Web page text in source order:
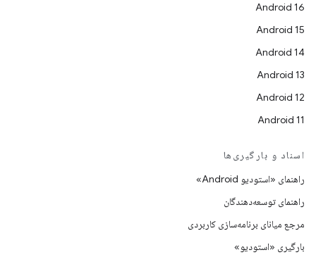
Android 16
Android 15
Android 14
Android 13
Android 12
Android 11
اسناد و بارگیری‌ها
راهنمای «استودیو Android»
راهنمای توسعه‌دهندگان
مرجع میانای برنامه‌سازی کاربردی
بارگیری «استودیو»